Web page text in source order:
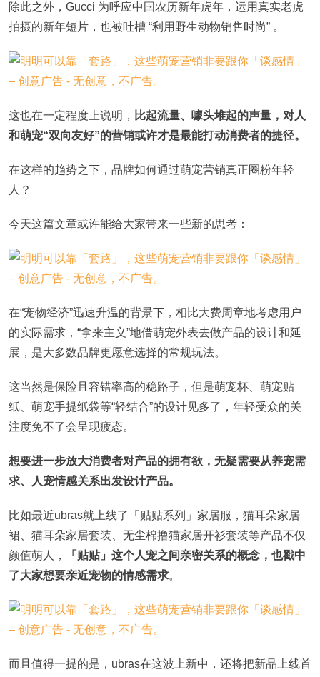
除此之外，Gucci 为呼应中国农历新年虎年，运用真实老虎
拍摄的新年短片，也被吐槽 “利用野生动物销售时尚” 。
这也在一定程度上说明， 比起流量、噱头堆起的声量，对人
和萌宠“双向友好”的营销或许才是最能打动消费者的捷径。
在这样的趋势之下，品牌如何通过萌宠营销真正圈粉年轻
人？
今天这篇文章或许能给大家带来一些新的思考：
在“宠物经济”迅速升温的背景下，相比大费周章地考虑用户
的实际需求，“拿来主义”地借萌宠外表去做产品的设计和延
展，是大多数品牌更愿意选择的常规玩法。
这当然是保险且容错率高的稳路子，但是萌宠杯、萌宠贴
纸、萌宠手提纸袋等“轻结合”的设计见多了，年轻受众的关
注度免不了会呈现疲态。
想要进一步放大消费者对产品的拥有欲，无疑需要从养宠需
求、人宠情感关系出发设计产品。
比如最近ubras就上线了「贴贴系列」家居服，猫耳朵家居
裙、猫耳朵家居套装、无尘棉撸猫家居开衫套装等产品不仅
颜值萌人，
「贴贴」这个人宠之间亲密关系的概念，也戳中
了大家想要亲近宠物的情感需求。
而且值得一提的是，ubras在这波上新中，还将把新品上线首